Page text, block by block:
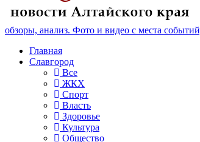
обзоры, анализ. Фото и видео с места
Главная
Славгород
Все
ЖКХ
Спорт
Власть
Здоровье
Культура
Общество